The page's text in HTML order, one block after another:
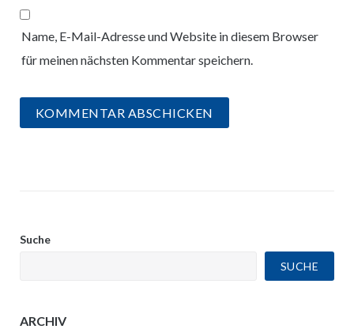
Name, E-Mail-Adresse und Website in diesem Browser
für meinen nächsten Kommentar speichern.
Suche
SUCHE
ARCHIV